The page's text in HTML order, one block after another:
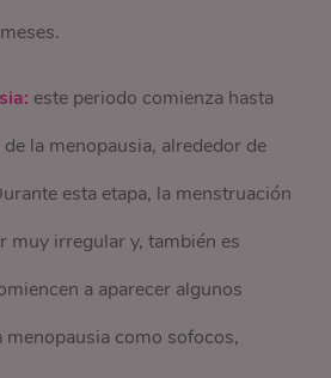
este periodo comienza hasta
la menopausia, alrededor de
esta etapa, la menstruación
muy irregular y, también es
a aparecer algunos
menopausia como sofocos,